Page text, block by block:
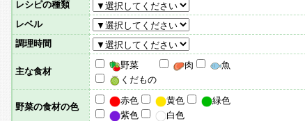
レシピの種類
レベル
調理時間
主な食材
野菜 肉
魚
くだもの
野菜の食材の色
赤色 黄色
緑色
紫色
白色